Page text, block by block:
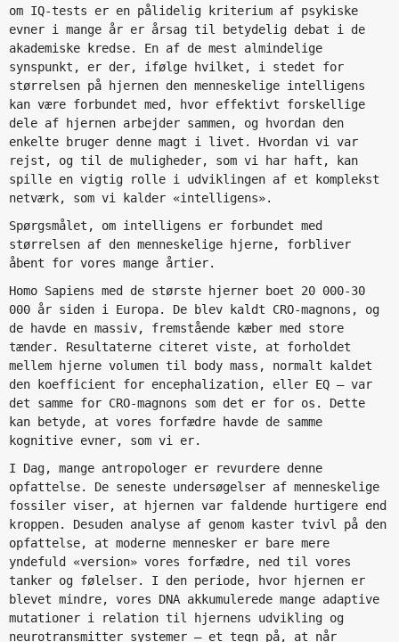
om IQ-tests er en pålidelig kriterium af psykiske
evner i mange år er årsag til betydelig debat i de
akademiske kredse. En af de mest almindelige
synspunkt, er der, ifølge hvilket, i stedet for
størrelsen på hjernen den menneskelige intelligens
kan være forbundet med, hvor effektivt forskellige
dele af hjernen arbejder sammen, og hvordan den
enkelte bruger denne magt i livet. Hvordan vi var
rejst, og til de muligheder, som vi har haft, kan
spille en vigtig rolle i udviklingen af et komplekst
netværk, som vi kalder «intelligens».
Spørgsmålet, om intelligens er forbundet med
størrelsen af den menneskelige hjerne, forbliver
åbent for vores mange årtier.
Homo Sapiens med de største hjerner boet 20 000-30
000 år siden i Europa. De blev kaldt CRO-magnons, og
de havde en massiv, fremstående kæber med store
tænder. Resultaterne citeret viste, at forholdet
mellem hjerne volumen til body mass, normalt kaldet
den koefficient for encephalization, eller EQ — var
det samme for CRO-magnons som det er for os. Dette
kan betyde, at vores forfædre havde de samme
kognitive evner, som vi er.
I Dag, mange antropologer er revurdere denne
opfattelse. De seneste undersøgelser af menneskelige
fossiler viser, at hjernen var faldende hurtigere end
kroppen. Desuden analyse af genom kaster tvivl på den
opfattelse, at moderne mennesker er bare mere
yndefuld «version» vores forfædre, ned til vores
tanker og følelser. I den periode, hvor hjernen er
blevet mindre, vores DNA akkumulerede mange adaptive
mutationer i relation til hjernens udvikling og
neurotransmitter systemer — et tegn på, at når